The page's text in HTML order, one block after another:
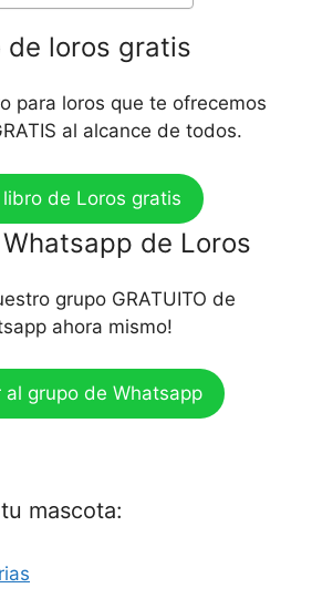
de loros gratis
para loros que te ofrecemos
al alcance de todos.
de Loros gratis
de Loros
grupo GRATUITO de
ahora mismo!
al grupo de Whatsapp
mascota: